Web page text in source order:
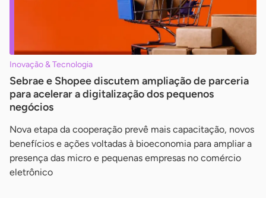
Inovação & Tecnologia
Sebrae e Shopee discutem ampliação de parceria
para acelerar a digitalização dos pequenos
negócios
Nova etapa da cooperação prevê mais capacitação, novos
benefícios e ações voltadas à bioeconomia para ampliar a
presença das micro e pequenas empresas no comércio
eletrônico